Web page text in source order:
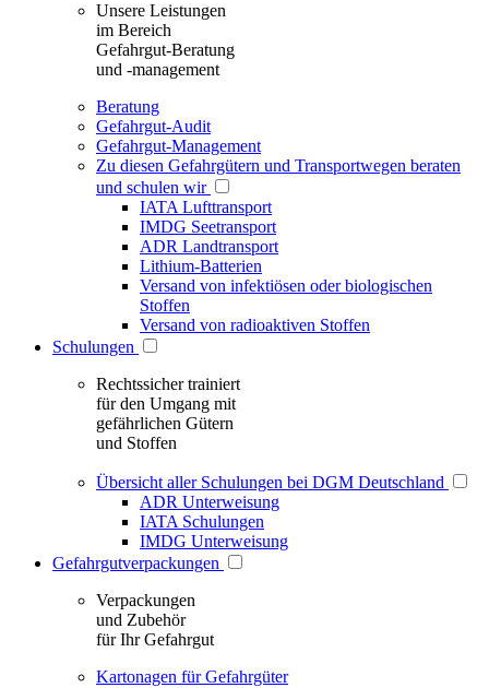
Unsere Leistungen
im Bereich
Gefahrgut-Beratung
und -management
Beratung
Gefahrgut-Audit
Gefahrgut-Management
Zu diesen Gefahrgütern und Transportwegen beraten
und schulen wir
IATA Lufttransport
IMDG Seetransport
ADR Landtransport
Lithium-Batterien
Versand von infektiösen oder biologischen
Stoffen
Versand von radioaktiven Stoffen
Schulungen
Rechtssicher trainiert
für den Umgang mit
gefährlichen Gütern
und Stoffen
Übersicht aller Schulungen bei DGM Deutschland
ADR Unterweisung
IATA Schulungen
IMDG Unterweisung
Gefahrgutverpackungen
Verpackungen
und Zubehör
für Ihr Gefahrgut
Kartonagen für Gefahrgüter